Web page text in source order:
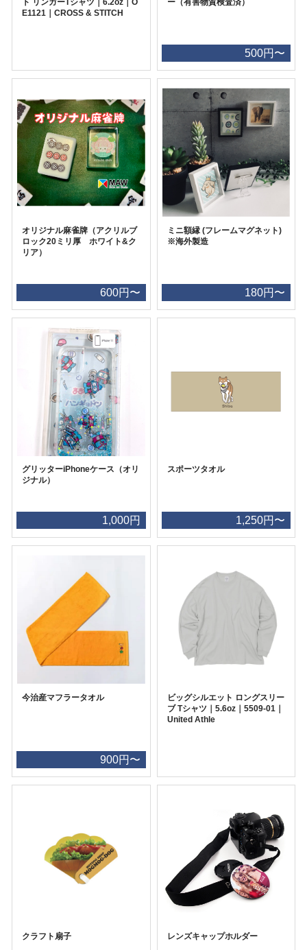
ト リンガーTシャツ｜6.2oz｜O
E1121｜CROSS & STITCH
ー（有害物質検査済）
500円〜
オリジナル麻雀牌（アクリルブ
ロック20ミリ厚 ホワイト&ク
リア）
600円〜
ミニ額縁 (フレームマグネット)
※海外製造
180円〜
グリッターiPhoneケース（オリ
ジナル）
1,000円
スポーツタオル
1,250円〜
今治産マフラータオル
900円〜
ビッグシルエット ロングスリー
ブ Tシャツ｜5.6oz｜5509-01｜
United Athle
クラフト扇子 レンズキャップホルダー